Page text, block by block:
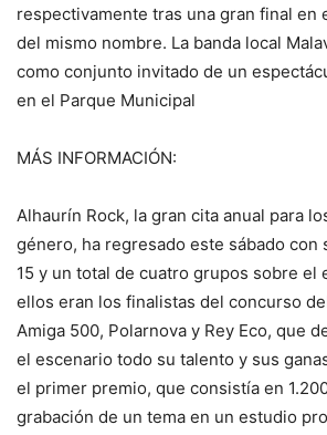
respectivamente tras una gran final en
del mismo nombre. La banda local
como conjunto invitado de un
en el Parque Municipal
MÁS INFORMACIÓN:
Alhaurín Rock, la gran cita anual para
género, ha regresado este sábado con
15 y un total de cuatro grupos sobre el
ellos eran los finalistas del concurso
Amiga 500, Polarnova y Rey Eco, que
el escenario todo su talento y sus
el primer premio, que consistía en
grabación de un tema en un estudio